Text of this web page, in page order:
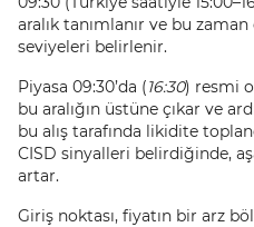
aralık tanımlanır ve bu
seviyeleri belirlenir.
Piyasa 09:30’da (16:30) resmi
bu aralığın üstüne çıkar ve
bu alış tarafında likidite
CISD sinyalleri belirdiğinde,
artar.
Giriş noktası, fiyatın bir arz